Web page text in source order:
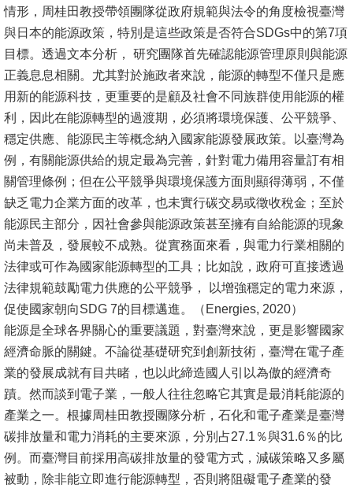
款
教
研
資
源
與
圖
書
館
回
首
頁
臺
大
首
頁
網
站
導
覽
情形，周桂田教授帶領團隊從政府規範與法令的角度檢視臺灣
與日本的能源政策，特別是這些政策是否符合SDGs中的第7項
目標。透過文本分析， 研究團隊首先確認能源管理原則與能源
正義息息相關。尤其對於施政者來說，能源的轉型不僅只是應
用新的能源科技，更重要的是顧及社會不同族群使用能源的權
利，因此在能源轉型的過渡期，必須將環境保護、公平競爭、
穩定供應、能源民主等概念納入國家能源發展政策。以臺灣為
例，有關能源供給的規定最為完善，針對電力備用容量訂有相
關管理條例；但在公平競爭與環境保護方面則顯得薄弱，不僅
缺乏電力企業方面的改革，也未實行碳交易或徵收稅金；至於
能源民主部分，因社會參與能源政策甚至擁有自給能源的現象
尚未普及，發展較不成熟。從實務面來看，與電力行業相關的
法律或可作為國家能源轉型的工具；比如說，政府可直接透過
法律規範鼓勵電力供應的公平競爭， 以增強穩定的電力來源，
促使國家朝向SDG 7的目標邁進。（Energies, 2020）
能源是全球各界關心的重要議題，對臺灣來說，更是影響國家
經濟命脈的關鍵。不論從基礎研究到創新技術，臺灣在電子產
業的發展成就有目共睹，也以此締造國人引以為傲的經濟奇
蹟。然而談到電子業，一般人往往忽略它其實是最消耗能源的
產業之一。根據周桂田教授團隊分析，石化和電子產業是臺灣
碳排放量和電力消耗的主要來源，分別占27.1％與31.6％的比
例。而臺灣目前採用高碳排放量的發電方式，減碳策略又多屬
被動，除非能立即進行能源轉型，否則將阻礙電子產業的發